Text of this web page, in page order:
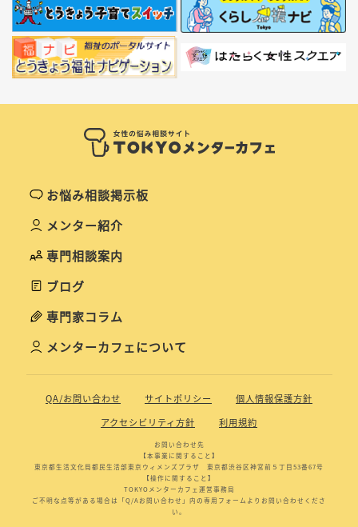
お悩み相談掲示板
メンター紹介
専門相談案内
ブログ
専門家コラム
メンターカフェについて
QA/お問い合わせ サイトポリシー
個人情報保護方針
アクセシビリティ方針
利用規約
お問い合わせ先
【本事業に関すること】
東京都生活文化局都民生活部東京ウィメンズプラザ 東京都渋谷区神宮前５丁目53番67号
【操作に関すること】
TOKYOメンターカフェ運営事務局
ご不明な点等がある場合は「Q/Aお問い合わせ」内の専用フォームよりお問い合わせくださ
い。